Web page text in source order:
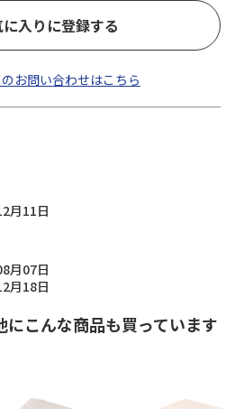
入りに登録する
お問い合わせはこちら
月11日
月07日
月18日
にこんな商品も買っています